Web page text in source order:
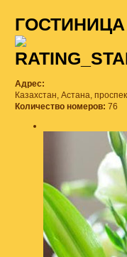
Адрес:
Казахстан, Астана,
Количество номеров: 76